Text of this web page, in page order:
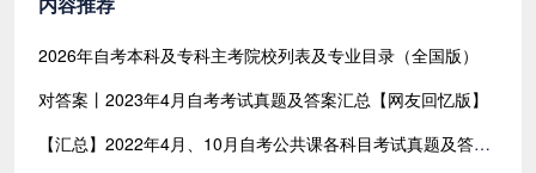
2026年自考本科及专科主考院校列表及专业目录（全国版）
对答案丨2023年4月自考考试真题及答案汇总【网友回忆版】
【汇总】2022年4月、10月自考公共课各科目考试真题及答案汇总（共含24科目）